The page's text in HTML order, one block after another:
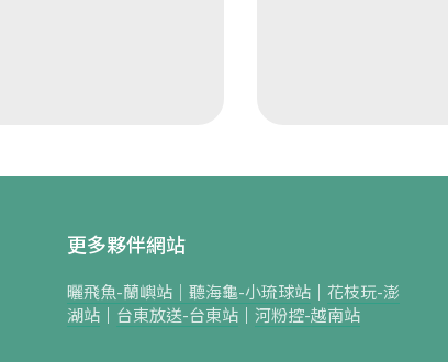
更多夥伴網站
曬飛魚-蘭嶼站｜ 聽海龜-小琉球站｜ 花枝玩-澎
湖站｜ 台東放送-台東站｜ 河粉控-越南站